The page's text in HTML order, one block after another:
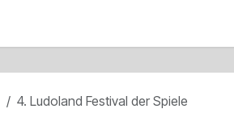
4. Ludoland Festival der Spiele